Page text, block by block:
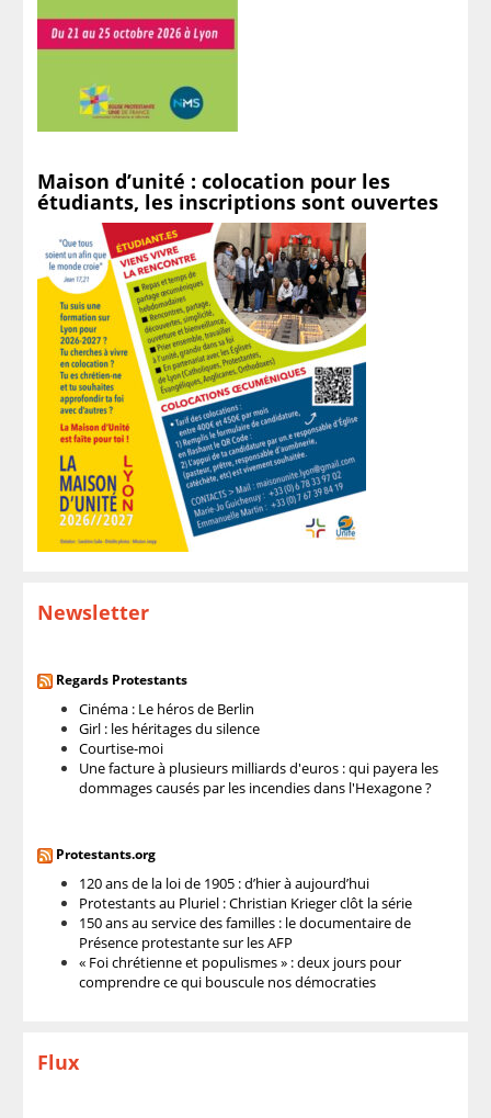
Maison d’unité : colocation pour les
étudiants, les inscriptions sont ouvertes
Newsletter
Regards Protestants
Cinéma : Le héros de Berlin
Girl : les héritages du silence
Courtise-moi
Une facture à plusieurs milliards d'euros : qui payera les
dommages causés par les incendies dans l'Hexagone ?
Protestants.org
120 ans de la loi de 1905 : d’hier à aujourd’hui
Protestants au Pluriel : Christian Krieger clôt la série
150 ans au service des familles : le documentaire de
Présence protestante sur les AFP
« Foi chrétienne et populismes » : deux jours pour
comprendre ce qui bouscule nos démocraties
Flux